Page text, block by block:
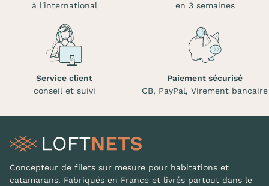
à l'international
en 3 semaines
Service client
conseil et suivi
Paiement sécurisé
CB, PayPal, Virement bancaire
Concepteur de filets sur mesure pour habitations et
catamarans. Fabriqués en France et livrés partout dans le